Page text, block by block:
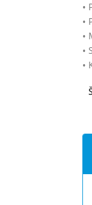
•
•
•
•
•